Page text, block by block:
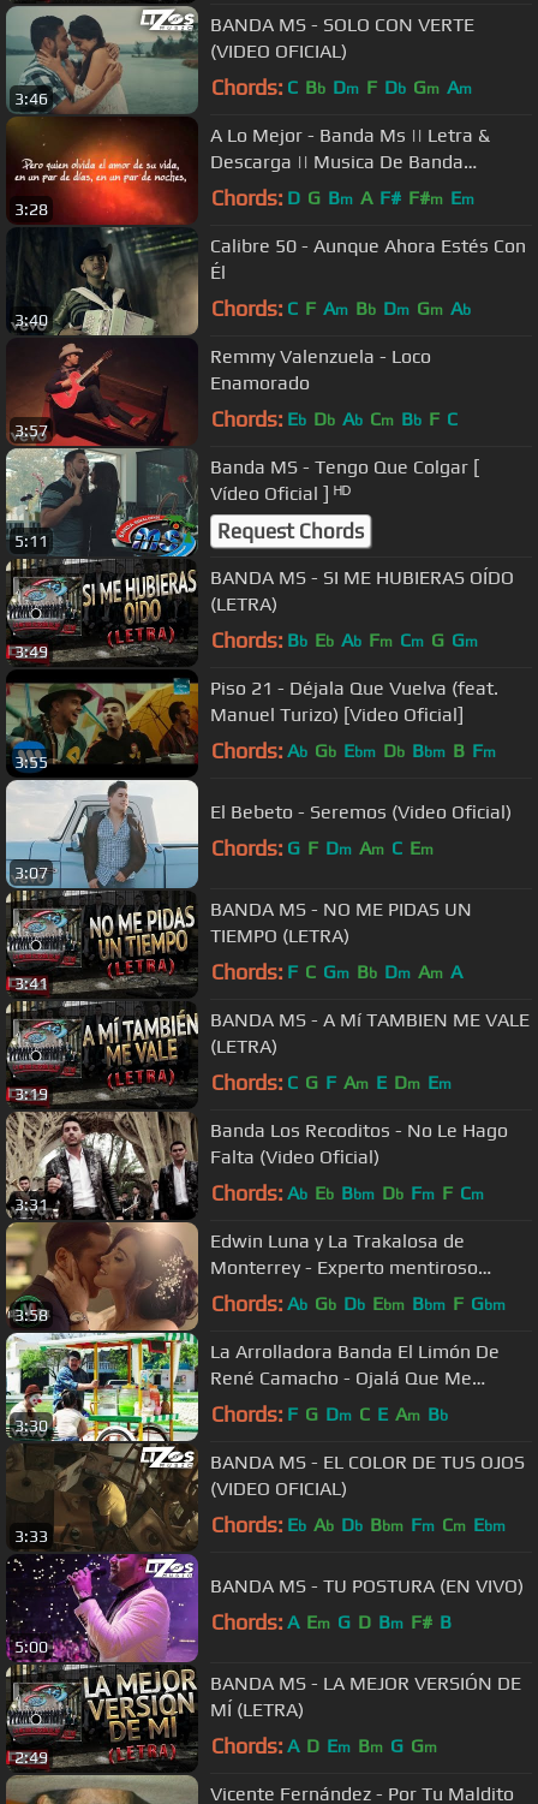
3:46
BANDA MS - SOLO CON VERTE
(VIDEO OFICIAL)
Chords: C Bb Dm F Db Gm Am
3:28
A Lo Mejor - Banda Ms || Letra &
Descarga || Musica De Banda
2014/2015
Chords: D G Bm A F# F#m Em
3:40
Calibre 50 - Aunque Ahora Estés Con
Él
Chords: C F Am Bb Dm Gm Ab
3:57
Remmy Valenzuela - Loco
Enamorado
Chords: Eb Db Ab Cm Bb F C
5:11
Banda MS - Tengo Que Colgar [
Vídeo Oficial ] ᴴᴰ
Request Chords
3:49
BANDA MS - SI ME HUBIERAS OÍDO
(LETRA)
Chords: Bb Eb Ab Fm Cm G Gm
3:55
Piso 21 - Déjala Que Vuelva (feat.
Manuel Turizo) [Video Oficial]
Chords: Ab Gb Ebm Db Bbm B Fm
3:07
El Bebeto - Seremos (Video Oficial)
Chords: G F Dm Am C Em
3:41
BANDA MS - NO ME PIDAS UN
TIEMPO (LETRA)
Chords: F C Gm Bb Dm Am A
3:19
BANDA MS - A Mí TAMBIEN ME VALE
(LETRA)
Chords: C G F Am E Dm Em
3:31
Banda Los Recoditos - No Le Hago
Falta (Video Oficial)
Chords: Ab Eb Bbm Db Fm F Cm
3:58
Edwin Luna y La Trakalosa de
Monterrey - Experto mentiroso
(Video Oficial)
Chords: Ab Gb Db Ebm Bbm F Gbm
3:30
La Arrolladora Banda El Limón De
René Camacho - Ojalá Que Me
Olvides
Chords: F G Dm C E Am Bb
3:33
BANDA MS - EL COLOR DE TUS OJOS
(VIDEO OFICIAL)
Chords: Eb Ab Db Bbm Fm Cm Ebm
5:00
BANDA MS - TU POSTURA (EN VIVO)
Chords: A Em G D Bm F# B
2:49
BANDA MS - LA MEJOR VERSIÓN DE
MÍ (LETRA)
Chords: A D Em Bm G Gm
Vicente Fernández - Por Tu Maldito